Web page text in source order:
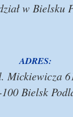
w Bielsku
Bielsk